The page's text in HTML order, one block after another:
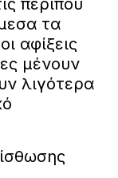
περίπου
τα
αφίξεις
μένουν
λιγότερα